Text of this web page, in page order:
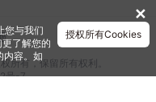
有，保留所有权利。
号-7
✕
您与我们
了解您的
内容。如
，请查阅
授权所有Cookies